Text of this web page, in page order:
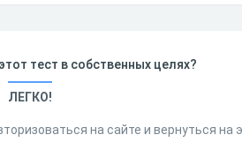
тест в собственных целях?
ЛЕГКО!
на сайте и вернуться на